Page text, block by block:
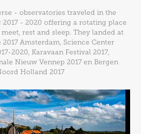
- observatories traveled in the
- 2020 offering a rotating place
rest and sleep. They landed at
Amsterdam, Science Center
2020, Karavaan Festival 2017,
Nieuw Vennep 2017 en Bergen
Holland 2017